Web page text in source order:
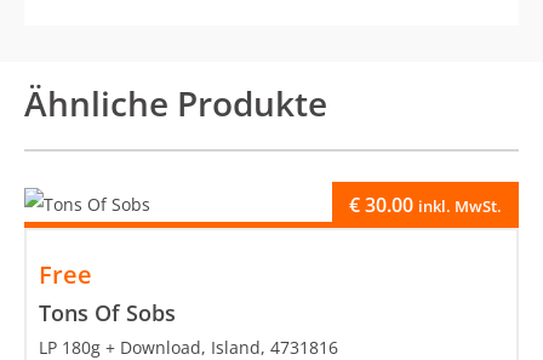
Ähnliche Produkte
Free
Tons Of Sobs
€30.00 inkl. MwSt.
LP 180g + Download, Island, 4731816